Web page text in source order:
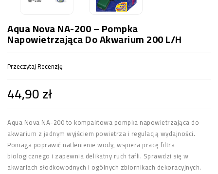
Aqua Nova NA-200 – Pompka
Napowietrzająca Do Akwarium 200 L/h
Przeczytaj Recenzję
44,90 zł
Aqua Nova NA-200 to kompaktowa pompka napowietrzająca do
akwarium z jednym wyjściem powietrza i regulacją wydajności.
Pomaga poprawić natlenienie wody, wspiera pracę filtra
biologicznego i zapewnia delikatny ruch tafli. Sprawdzi się w
akwariach słodkowodnych i ogólnych zbiornikach dekoracyjnych.